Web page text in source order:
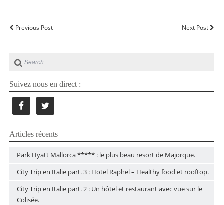
Previous Post Next Post
Suivez nous en direct :
Articles récents
Park Hyatt Mallorca ***** : le plus beau resort de Majorque.
City Trip en Italie part. 3 : Hotel Raphël – Healthy food et rooftop.
City Trip en Italie part. 2 : Un hôtel et restaurant avec vue sur le
Colisée.